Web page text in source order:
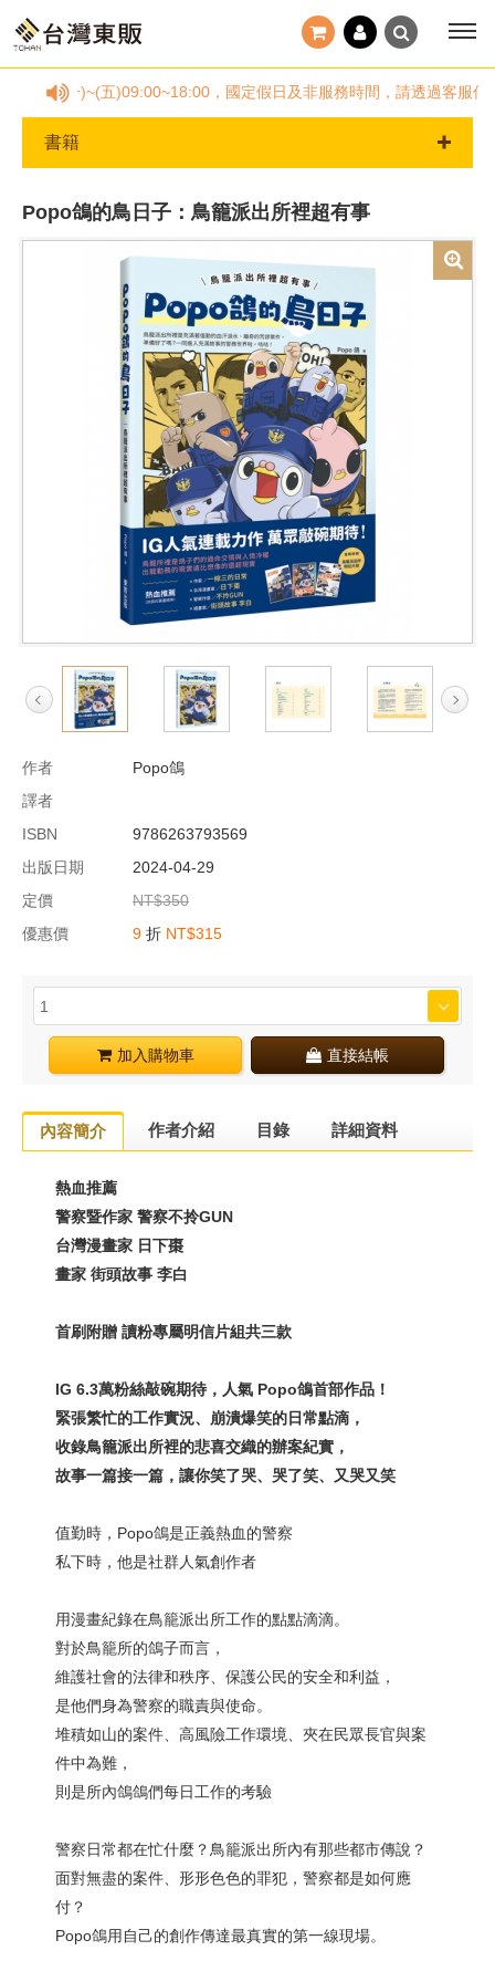
，(一)~(五)09:00~18:00，國定假日及非服務時間，請透過客服信箱
書籍
Popo鴿的鳥日子：鳥籠派出所裡超有事
作者
Popo鴿
譯者
ISBN
9786263793569
出版日期
2024-04-29
定價
NT$350
優惠價
9 折 NT$315
加入購物車 直接結帳
內容簡介 作者介紹 目錄 詳細資料
熱血推薦
警察暨作家 警察不拎GUN
台灣漫畫家 日下棗
畫家 街頭故事 李白
首刷附贈 讀粉專屬明信片組共三款
IG 6.3萬粉絲敲碗期待，人氣 Popo鴿首部作品！
緊張繁忙的工作實況、崩潰爆笑的日常點滴，
收錄鳥籠派出所裡的悲喜交織的辦案紀實，
故事一篇接一篇，讓你笑了哭、哭了笑、又哭又笑
值勤時，Popo鴿是正義熱血的警察
私下時，他是社群人氣創作者
用漫畫紀錄在鳥籠派出所工作的點點滴滴。
對於鳥籠所的鴿子而言，
維護社會的法律和秩序、保護公民的安全和利益，
是他們身為警察的職責與使命。
堆積如山的案件、高風險工作環境、夾在民眾長官與案
件中為難，
則是所內鴿鴿們每日工作的考驗
警察日常都在忙什麼？鳥籠派出所內有那些都市傳說？
面對無盡的案件、形形色色的罪犯，警察都是如何應
付？
Popo鴿用自己的創作傳達最真實的第一線現場。